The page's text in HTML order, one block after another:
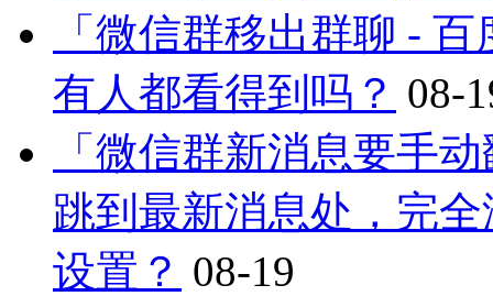
「微信群移出群聊 -
有人都看得到吗？ 08-
「微信群新消息要手
跳到最新消息处，完
设置？ 08-19